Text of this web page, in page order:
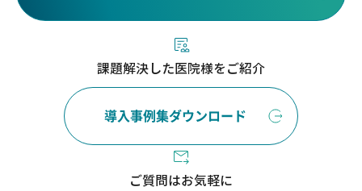
課題解決した医院様をご紹介
導入事例集ダウンロード
ご質問はお気軽に